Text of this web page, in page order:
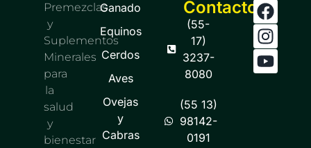
Premezclas
y
Suplementos
Minerales
para
la
salud
y
bienestar
Ganado
Equinos
Cerdos
Aves
Ovejas
y
Cabras
Contacto
(55-
17)
3237-
8080
(55 13)
98142-
0191